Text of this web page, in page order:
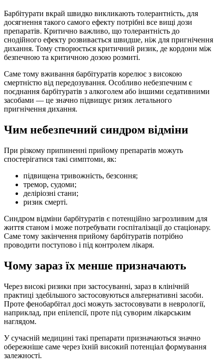
Барбітурати вкрай швидко викликають толерантність, для
досягнення такого самого ефекту потрібні все вищі дози
препаратів. Критично важливо, що толерантність до
снодійного ефекту розвивається швидше, ніж для пригнічення
дихання. Тому створюється критичний ризик, де кордони між
безпечною та критичною дозою розмиті.
Саме тому вживання барбітуратів корелює з високою
смертністю від передозування. Особливо небезпечним є
поєднання барбітуратів з алкоголем або іншими седативними
засобами — це значно підвищує ризик летального
пригнічення дихання.
Чим небезпечний синдром відміни
При різкому припиненні прийому препаратів можуть
спостерігатися такі симптоми, як:
підвищена тривожність, безсоння;
тремор, судоми;
деліріозні стани;
ризик смерті.
Синдром відміни барбітуратів є потенційно загрозливим для
життя станом і може потребувати госпіталізації до стаціонару.
Саме тому закінчення прийому барбітуратів потрібно
проводити поступово і під контролем лікаря.
Чому зараз їх менше призначають
Через високі ризики при застосуванні, зараз в клінічній
практиці здебільшого застосовуються альтернативні засоби.
Проте фенобарбітал досі можуть застосовувати в неврології,
наприклад, при епілепсії, проте під суворим лікарським
наглядом.
У сучасній медицині такі препарати призначаються значно
обережніше саме через їхній високий потенціал формування
залежності.